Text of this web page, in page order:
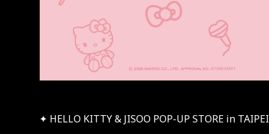
✦ HELLO KITTY & JISOO POP-UP STORE in TAIPEI